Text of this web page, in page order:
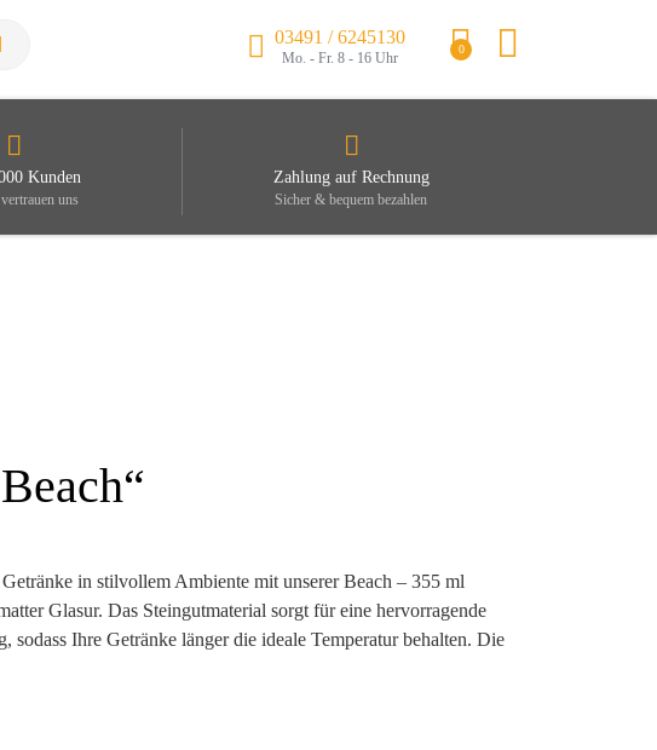
03491 / 6245130
Mo. - Fr. 8 - 16 Uhr
0
Kunden
uns
Zahlung auf Rechnung
Sicher & bequem bezahlen
in stilvollem Ambiente mit unserer Beach – 355 ml
Glasur. Das Steingutmaterial sorgt für eine hervorragende
sodass Ihre Getränke länger die ideale Temperatur behalten. Die
der Tasse eine ruhige, entspannte Ausstrahlung, die perfekt